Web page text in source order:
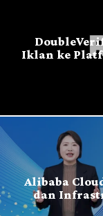
Iklan ke
Alibaba
dan